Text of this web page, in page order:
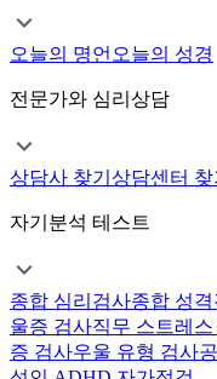
오늘의 명언 오늘의 성경
전문가와 심리상담
상담사 찾기 상담센터 찾
자기분석 테스트
종합 심리검사종합 성
울증 검사직무 스트레
증 검사우울 유형 검사